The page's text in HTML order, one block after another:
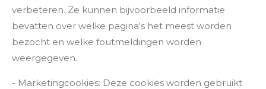
verbeteren. Ze kunnen bijvoorbeeld informatie
bevatten over welke pagina's het meest worden
bezocht en welke foutmeldingen worden
weergegeven.
- Marketingcookies: Deze cookies worden gebruikt